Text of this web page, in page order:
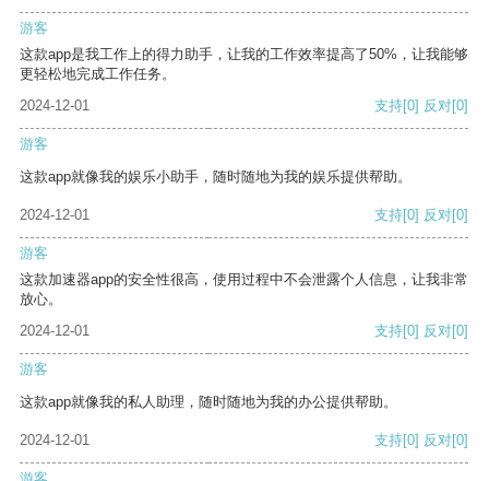
游客
这款app是我工作上的得力助手，让我的工作效率提高了50%，让我能够
更轻松地完成工作任务。
2024-12-01
支持[0] 反对[0]
游客
这款app就像我的娱乐小助手，随时随地为我的娱乐提供帮助。
2024-12-01 支持[0] 反对[0]
游客
这款加速器app的安全性很高，使用过程中不会泄露个人信息，让我非常
放心。
2024-12-01
支持[0] 反对[0]
游客
这款app就像我的私人助理，随时随地为我的办公提供帮助。
2024-12-01 支持[0] 反对[0]